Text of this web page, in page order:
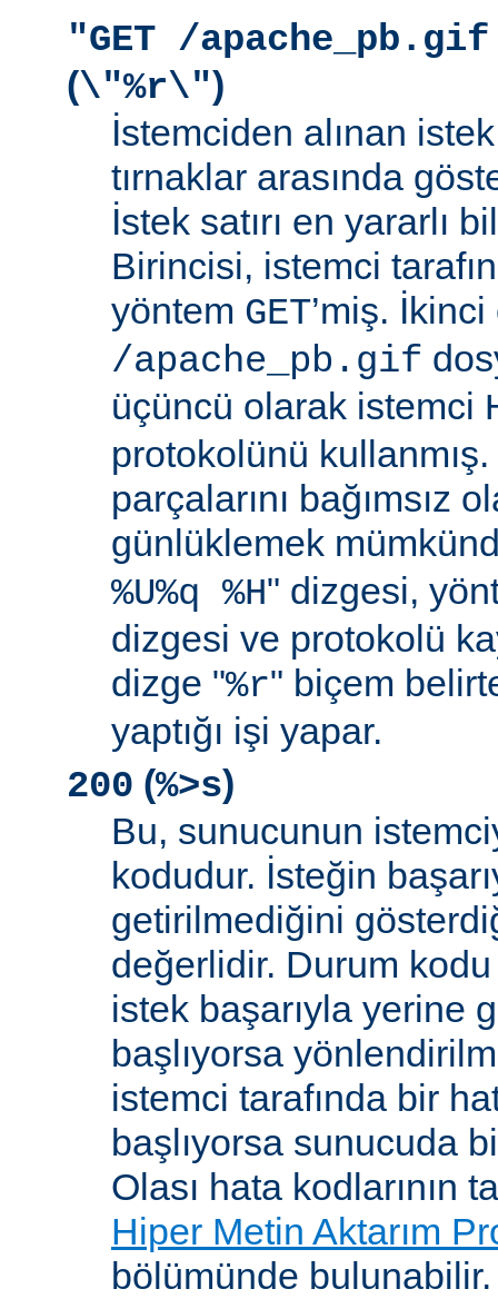
"GET /
(\"%r\")
İstemciden alınan istek
tırnaklar arasında
İstek satırı en yararlı
Birincisi, istemci
yöntem GET’miş.
/apache_pb.gif
üçüncü olarak istemci
protokolünü kullanmış.
parçalarını bağımsız
günlüklemek
%U%q %H" dizgesi,
dizgesi ve protokolü
dizge "%r" biçem
yaptığı işi yapar.
200 (%>s)
Bu, sunucunun
kodudur. İsteğin
getirilmediğini
değerlidir. Durum
istek başarıyla yerine
başlıyorsa
istemci tarafında bir
başlıyorsa sunucuda
Olası hata kodlarının
Hiper Metin Aktarım
bölümünde bulunabilir.